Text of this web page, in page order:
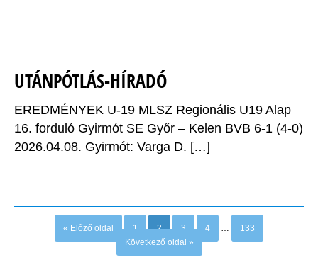
UTÁNPÓTLÁS-HÍRADÓ
EREDMÉNYEK U-19 MLSZ Regionális U19 Alap
16. forduló Gyirmót SE Győr – Kelen BVB 6-1 (4-0)
2026.04.08. Gyirmót: Varga D. […]
Newer posts
« Előző oldal
1 2 3 4 …
133
Következő oldal »
Older posts